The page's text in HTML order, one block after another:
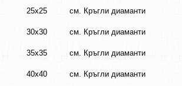
25х25 см. Кръгли диаманти
30х30 см. Кръгли диаманти
35х35 см. Кръгли диаманти
40х40 см. Кръгли диаманти